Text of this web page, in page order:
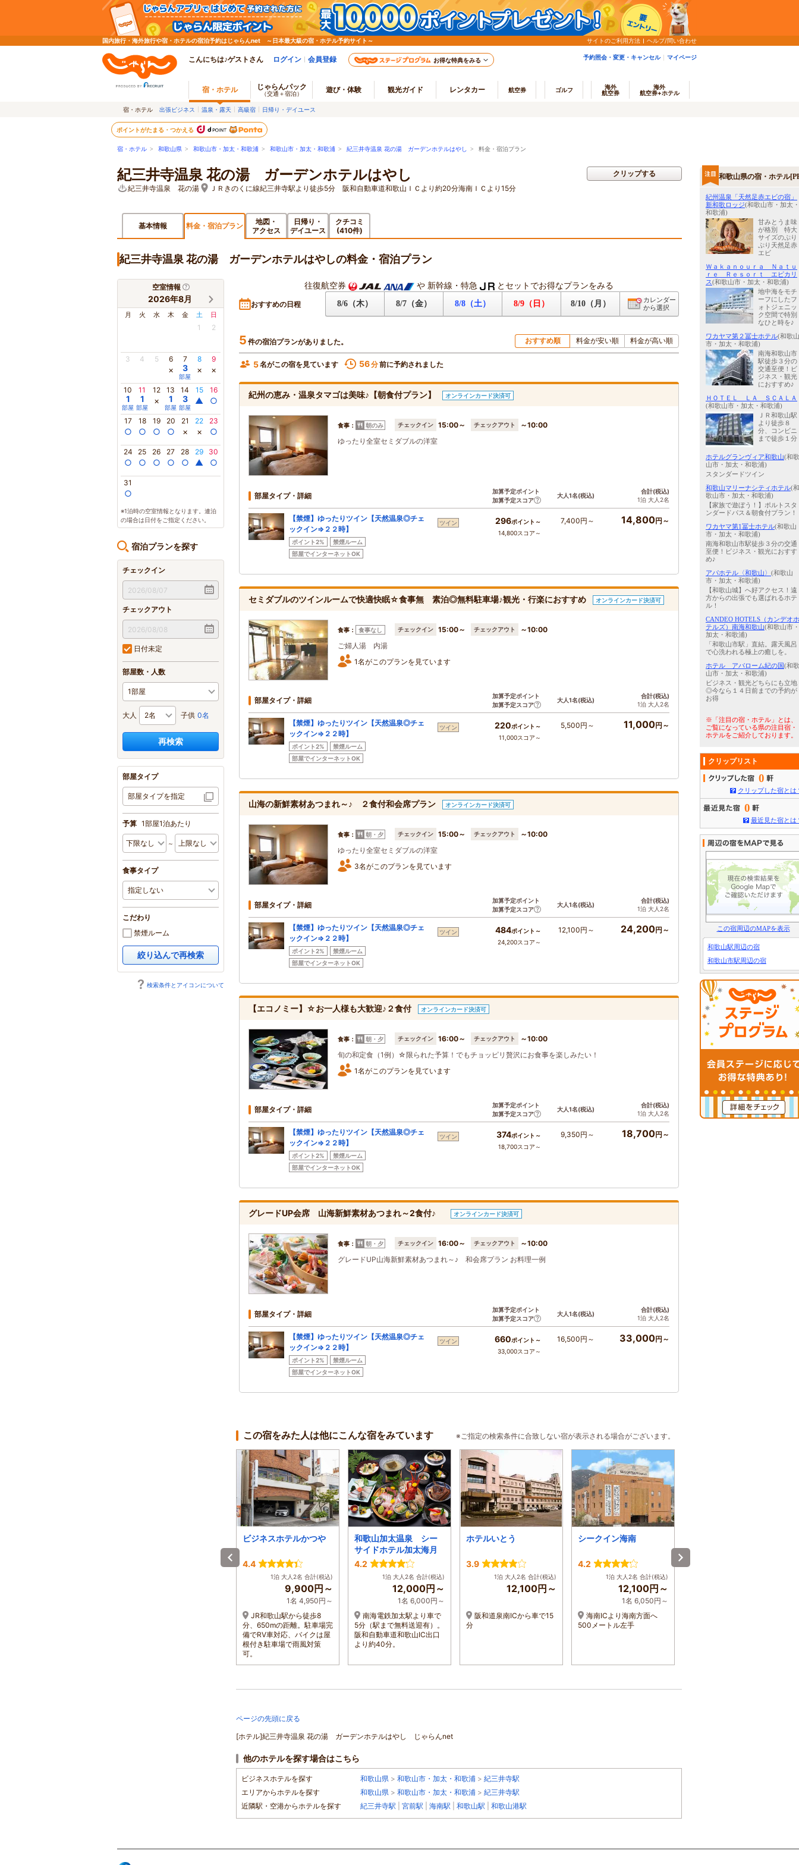
国内旅行・海外旅行や宿・ホテルの宿泊予約はじゃらんnet ～日本最大級の宿・ホテル予約サイト～ サイトのご利用方法 ヘルプ/問い合わせ
こんにちは♪ゲストさん ログイン 会員登録 お得な特典をみる 予約照会・変更・キャンセル マイページ
宿・ホテル じゃらんパック
（交通＋宿泊） 遊び・体験 観光ガイド レンタカー 航空券 ゴルフ
海外
航空券
海外
航空券+ホテル
宿・ホテル 出張ビジネス 温泉・露天 高級宿 日帰り・デイユース
ポイントがたまる・つかえる
宿・ホテル > 和歌山県 > 和歌山市・加太・和歌浦 > 和歌山市・加太・和歌浦 > 紀三井寺温泉 花の湯 ガーデンホテルはやし > 料金・宿泊プラン
紀三井寺温泉 花の湯 ガーデンホテルはやし
紀三井寺温泉 花の湯 ＪＲきのくに線紀三井寺駅より徒歩5分 阪和自動車道和歌山ＩＣより約20分海南ＩＣより15分
クリップする
基本情報 料金・宿泊プラン
地図・
アクセス
日帰り・
デイユース
クチコミ
(410件)
紀三井寺温泉 花の湯 ガーデンホテルはやしの料金・宿泊プラン
空室情報
2026年8月
月 火 水 木 金 土 日
1 2
3 4 5 6
×
7
3
部屋
8
×
9
×
10
1
部屋
11
1
部屋
12
×
13
1
部屋
14
3
部屋
15
▲
16
○
17
○
18
○
19
○
20
○
21
×
22
×
23
○
24
○
25
○
26
○
27
○
28
○
29
▲
30
○
31
○
※1泊時の空室情報となります。連泊
の場合は日付をご指定ください。
宿泊プランを探す
チェックイン
チェックアウト
日付未定
部屋数・人数
大人 子供 0名
再検索
部屋タイプ
部屋タイプを指定
予算 1部屋1泊あたり
～
食事タイプ
こだわり
禁煙ルーム
絞り込んで再検索
検索条件とアイコンについて
往復航空券 や 新幹線・特急 とセットでお得なプランをみる
おすすめの日程 8/6（木） 8/7（金） 8/8（土） 8/9（日） 8/10（月）
カレンダー
から選択
5 件の宿泊プランがありました。 おすすめ順 料金が安い順 料金が高い順
5名がこの宿を見ています 56分前に予約されました
紀州の恵み・温泉タマゴは美味♪【朝食付プラン】 オンラインカード決済可
食事： 朝のみ チェックイン 15:00～ チェックアウト
～10:00
ゆったり全室セミダブルの洋室
部屋タイプ・詳細
加算予定ポイント
加算予定スコア
大人1名(税込)
合計(税込)
1泊 大人2名
【禁煙】ゆったりツイン【天然温泉◎チェ
ックイン⇒２２時】
ポイント2%
禁煙ルーム
部屋でインターネットOK
ツイン 296ポイント～
14,800スコア～
7,400円～ 14,800円～
セミダブルのツインルームで快適快眠☆食事無 素泊◎無料駐車場♪観光・行楽におすすめ オンラインカード決済可
食事： 食事なし チェックイン 15:00～ チェックアウト
～10:00
ご婦人湯 内湯
1名がこのプランを見ています
部屋タイプ・詳細
加算予定ポイント
加算予定スコア
大人1名(税込)
合計(税込)
1泊 大人2名
【禁煙】ゆったりツイン【天然温泉◎チェ
ックイン⇒２２時】
ポイント2%
禁煙ルーム
部屋でインターネットOK
ツイン 220ポイント～
11,000スコア～
5,500円～ 11,000円～
山海の新鮮素材あつまれ～♪ ２食付和会席プラン オンラインカード決済可
食事： 朝・夕 チェックイン 15:00～ チェックアウト
～10:00
ゆったり全室セミダブルの洋室
3名がこのプランを見ています
部屋タイプ・詳細
加算予定ポイント
加算予定スコア
大人1名(税込)
合計(税込)
1泊 大人2名
【禁煙】ゆったりツイン【天然温泉◎チェ
ックイン⇒２２時】
ポイント2%
禁煙ルーム
部屋でインターネットOK
ツイン 484ポイント～
24,200スコア～
12,100円～ 24,200円～
【エコノミー】☆お一人様も大歓迎♪２食付 オンラインカード決済可
食事： 朝・夕 チェックイン 16:00～ チェックアウト
～10:00
旬の和定食（1例）☆限られた予算！でもチョッピリ贅沢にお食事を楽しみたい！
1名がこのプランを見ています
部屋タイプ・詳細
加算予定ポイント
加算予定スコア
大人1名(税込)
合計(税込)
1泊 大人2名
【禁煙】ゆったりツイン【天然温泉◎チェ
ックイン⇒２２時】
ポイント2%
禁煙ルーム
部屋でインターネットOK
ツイン 374ポイント～
18,700スコア～
9,350円～ 18,700円～
グレードUP会席 山海新鮮素材あつまれ～2食付♪ オンラインカード決済可
食事： 朝・夕 チェックイン 16:00～ チェックアウト
～10:00
グレードUP山海新鮮素材あつまれ～♪ 和会席プラン お料理一例
部屋タイプ・詳細
加算予定ポイント
加算予定スコア
大人1名(税込)
合計(税込)
1泊 大人2名
【禁煙】ゆったりツイン【天然温泉◎チェ
ックイン⇒２２時】
ポイント2%
禁煙ルーム
部屋でインターネットOK
ツイン 660ポイント～
33,000スコア～
16,500円～ 33,000円～
この宿をみた人は他にこんな宿をみています ※ご指定の検索条件に合致しない宿が表示される場合がございます。
ビジネスホテルかつや
4.4
1泊 大人2名 合計(税込)
9,900円～
1名 4,950円～
JR和歌山駅から徒歩8
分、650mの距離。駐車場完
備でRV車対応、バイクは屋
根付き駐車場で雨風対策
可。
和歌山加太温泉 シー
サイドホテル加太海月
4.2
1泊 大人2名 合計(税込)
12,000円～
1名 6,000円～
南海電鉄加太駅より車で
5分（駅まで無料送迎有）。
阪和自動車道和歌山IC出口
より約40分。
ホテルいとう
3.9
1泊 大人2名 合計(税込)
12,100円～
阪和道泉南ICから車で15
分
シークイン海南
4.2
1泊 大人2名 合計(税込)
12,100円～
1名 6,050円～
海南ICより海南方面へ
500メートル左手
3.9
ページの先頭に戻る
[ホテル]紀三井寺温泉 花の湯 ガーデンホテルはやし じゃらんnet
他のホテルを探す場合はこちら
ビジネスホテルを探す 和歌山県 > 和歌山市・加太・和歌浦 > 紀三井寺駅
エリアからホテルを探す
和歌山県 > 和歌山市・加太・和歌浦 > 紀三井寺駅
近隣駅・空港からホテルを探す
紀三井寺駅 宮前駅 海南駅 和歌山駅 和歌山港駅
和歌山県の宿・ホテル
紀州温泉「天然足赤エビの宿」
新和歌ロッジ(和歌山市・加太・
和歌浦)
甘みとうま味
が格別 特大
サイズのぷり
ぷり天然足赤
エビ
Ｗａｋａｎｏｕｒａ Ｎａｔｕ
ｒｅ Ｒｅｓｏｒｔ エピカリ
ス(和歌山市・加太・和歌浦)
地中海をモチ
ーフにしたフ
ォトジェニッ
ク空間で特別
なひと時を♪
ワカヤマ第２冨士ホテル(和歌山
市・加太・和歌浦)
南海和歌山市
駅徒歩３分の
交通至便！ビ
ジネス・観光
におすすめ♪
ＨＯＴＥＬ ＬＡ ＳＣＡＬＡ
(和歌山市・加太・和歌浦)
ＪＲ和歌山駅
より徒歩８
分、コンビニ
まで徒歩１分
ホテルグランヴィア和歌山(和歌
山市・加太・和歌浦)
スタンダードツイン
和歌山マリーナシティホテル(和
歌山市・加太・和歌浦)
【家族で遊ぼう！】ポルトスタ
ンダードパス＆朝食付プラン！
ワカヤマ第1冨士ホテル(和歌山
市・加太・和歌浦)
南海和歌山市駅徒歩３分の交通
至便！ビジネス・観光におすす
め♪
アパホテル〈和歌山〉 (和歌山
市・加太・和歌浦)
【和歌山城】へ好アクセス！遠
方からの出張でも選ばれるホテ
ル！
CANDEO HOTELS（カンデオホ
テルズ）南海和歌山(和歌山市・
加太・和歌浦)
「和歌山市駅」直結。露天風呂
で心洗われる極上の癒しを。
ホテル アバローム紀の国(和歌
山市・加太・和歌浦)
ビジネス・観光どちらにも立地
◎今なら１４日前までの予約が
お得
※「注目の宿・ホテル」とは、
ご覧になっている県の注目宿・
ホテルをご紹介しております。
クリップリスト
0
クリップした宿とは
0
最近見た宿とは
この宿周辺のMAPを表示
和歌山駅周辺の宿
和歌山市駅周辺の宿